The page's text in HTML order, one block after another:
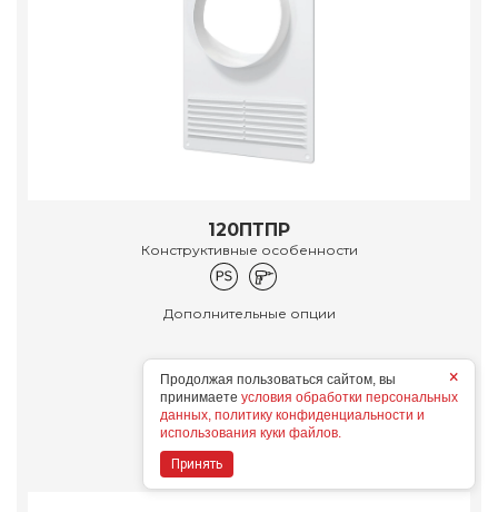
120ПТПР
Конструктивные особенности
Дополнительные опции
Подробнее
×
Продолжая пользоваться сайтом, вы
принимаете условия обработки персональных
данных, политику конфиденциальности и
использования куки файлов.
Принять